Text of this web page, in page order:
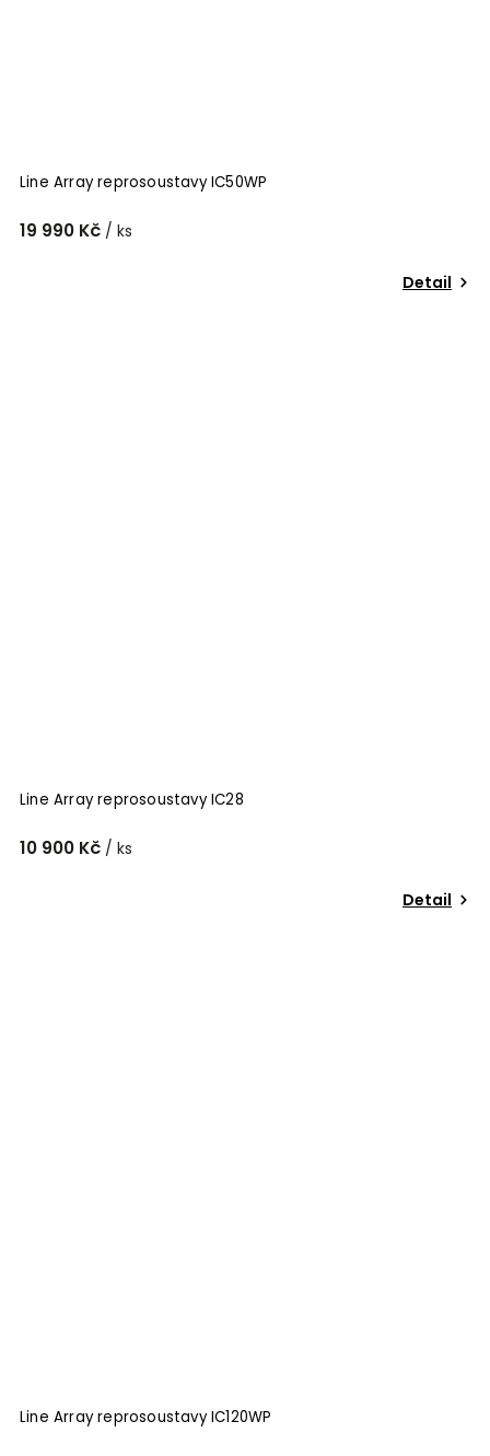
Line Array reprosoustavy IC50WP
19 990 Kč / ks
Detail
Line Array reprosoustavy IC28
10 900 Kč / ks
Detail
Line Array reprosoustavy IC120WP